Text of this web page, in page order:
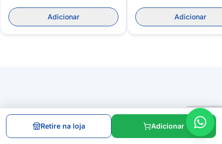
Adicionar Adicionar
Avaliações verificadas
Veja a opinião de quem já
Retire na loja Adicionar